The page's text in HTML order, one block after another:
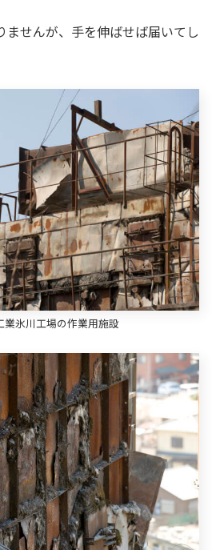
ませんが、手を伸ばせば届いてし
業氷川工場の作業用施設